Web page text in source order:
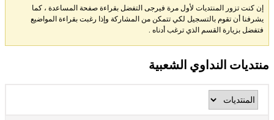
إن كنت تزور المنتديات لأول مرة فيرجى التفضل بقراءة صفحة المساعدة ، كما
يشرفنا أن تقوم بالتسجيل لكي تتمكن من المشاركة وإذا رغبت بقراءة المواضيع
فتفضل بزيارة القسم الذي ترغب أدناه .
منتديات النداوي الشعبية